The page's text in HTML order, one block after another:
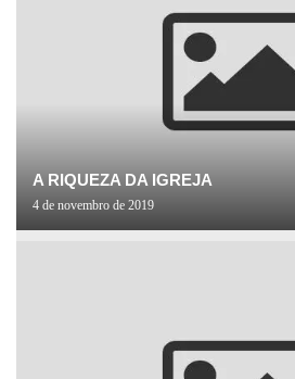
A RIQUEZA DA IGREJA
4 de novembro de 2019